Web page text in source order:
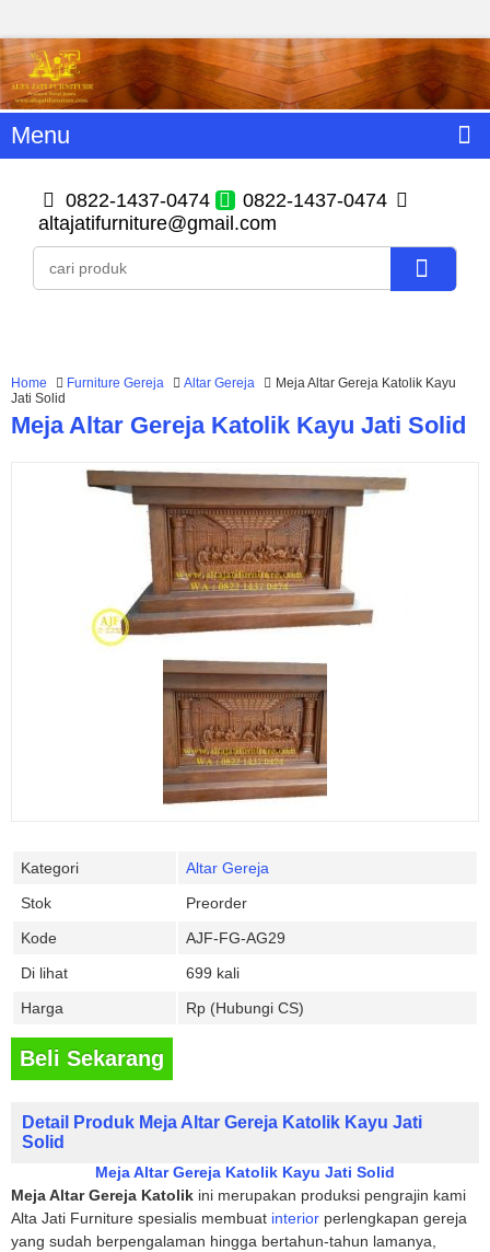
Menu
0822-1437-0474
0822-1437-0474
altajatifurniture@gmail.com
Home Furniture Gereja Altar Gereja
Meja Altar Gereja Katolik Kayu
Jati Solid
Meja Altar Gereja Katolik Kayu Jati Solid
Kategori
Altar Gereja
Stok
Preorder
Kode
AJF-FG-AG29
Di lihat
699 kali
Harga
Rp (Hubungi CS)
Beli Sekarang
Detail Produk Meja Altar Gereja Katolik Kayu Jati
Solid
Meja Altar Gereja Katolik Kayu Jati Solid
Meja Altar Gereja Katolik ini merupakan produksi pengrajin kami
Alta Jati Furniture spesialis membuat interior perlengkapan gereja
yang sudah berpengalaman hingga bertahun-tahun lamanya,